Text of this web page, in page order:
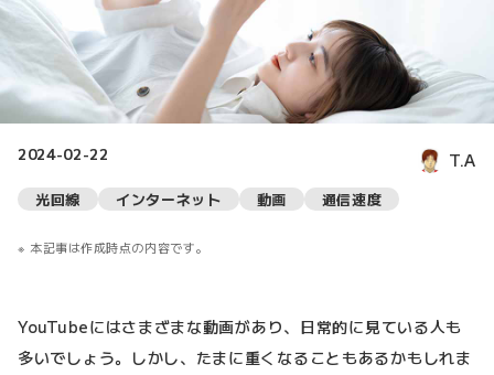
2024-02-22 T.A
光回線 インターネット 動画 通信速度
本記事は作成時点の内容です。
YouTubeにはさまざまな動画があり、日常的に見ている人も
多いでしょう。しかし、たまに重くなることもあるかもしれま